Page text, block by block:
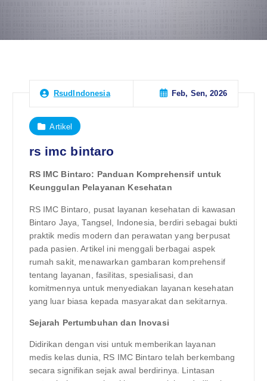
RsudIndonesia Feb, Sen, 2026
Artikel
rs imc bintaro
RS IMC Bintaro: Panduan Komprehensif untuk
Keunggulan Pelayanan Kesehatan
RS IMC Bintaro, pusat layanan kesehatan di kawasan
Bintaro Jaya, Tangsel, Indonesia, berdiri sebagai bukti
praktik medis modern dan perawatan yang berpusat
pada pasien. Artikel ini menggali berbagai aspek
rumah sakit, menawarkan gambaran komprehensif
tentang layanan, fasilitas, spesialisasi, dan
komitmennya untuk menyediakan layanan kesehatan
yang luar biasa kepada masyarakat dan sekitarnya.
Sejarah Pertumbuhan dan Inovasi
Didirikan dengan visi untuk memberikan layanan
medis kelas dunia, RS IMC Bintaro telah berkembang
secara signifikan sejak awal berdirinya. Lintasan